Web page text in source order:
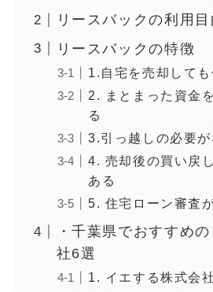
リースバックの利用目
リースバックの特徴
1.自宅を売却して
2. まとまった資金
る
3.引っ越しの必要が
4. 売却後の買い戻
ある
5. 住宅ローン審査
・千葉県でおすすめ
社6選
1. イエする株式会社